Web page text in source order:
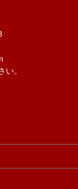
。